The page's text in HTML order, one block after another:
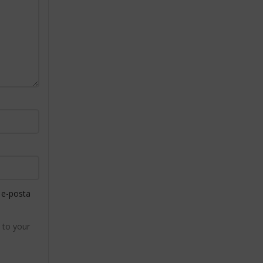
e-posta
to your